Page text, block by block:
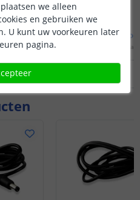
Bekijkhele
we alleen
en gebruiken we
U kunt uw voorkeuren later
pagina.